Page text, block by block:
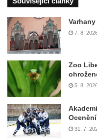
7. 8.
Zoo
5. 8.
31. 7.